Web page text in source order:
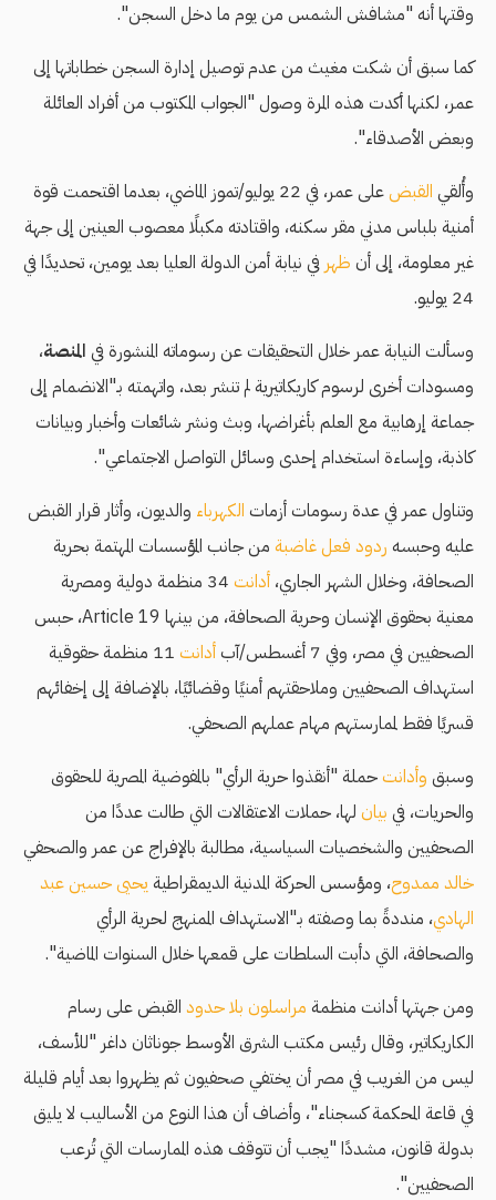
وقتها أنه "مشافش الشمس من يوم ما دخل السجن".
كما سبق أن شكت مغيث من عدم توصيل إدارة السجن خطاباتها إلى
عمر، لكنها أكدت هذه المرة وصول "الجواب المكتوب من أفراد العائلة
وبعض الأصدقاء".
وأُلقي القبض
على عمر، في 22 يوليو/تموز الماضي، بعدما اقتحمت قوة
أمنية بلباس مدني مقر سكنه، واقتادته مكبلًا معصوب العينين إلى جهة
غير معلومة، إلى أن ظهر في نيابة أمن الدولة العليا بعد يومين، تحديدًا في
24 يوليو.
وسألت النيابة عمر خلال التحقيقات عن رسوماته المنشورة في المنصة،
ومسودات أخرى لرسوم كاريكاتيرية لم تنشر بعد، واتهمته بـ"الانضمام إلى
جماعة إرهابية مع العلم بأغراضها، وبث ونشر شائعات وأخبار وبيانات
كاذبة، وإساءة استخدام إحدى وسائل التواصل الاجتماعي".
وتناول عمر في عدة رسومات أزمات الكهرباء والديون، وأثار قرار القبض
عليه وحبسه ردود فعل غاضبة من جانب المؤسسات المهتمة بحرية
الصحافة، وخلال الشهر الجاري، أدانت
34 منظمة دولية ومصرية
معنية بحقوق الإنسان وحرية الصحافة، من بينها Article 19، حبس
الصحفيين في مصر، وفي 7 أغسطس/آب
أدانت
11 منظمة حقوقية
استهداف الصحفيين وملاحقتهم أمنيًا وقضائيًا، بالإضافة إلى إخفائهم
قسريًا فقط لممارستهم مهام عملهم الصحفي.
وسبق وأدانت حملة "أنقذوا حرية الرأي" بالمفوضية المصرية للحقوق
والحريات، في بيان لها، حملات الاعتقالات التي طالت عددًا من
الصحفيين والشخصيات السياسية، مطالبة بالإفراج عن عمر والصحفي
خالد ممدوح، ومؤسس الحركة المدنية الديمقراطية يحيى حسين عبد
الهادي، منددةً بما وصفته بـ"الاستهداف الممنهج لحرية الرأي
والصحافة، التي دأبت السلطات على قمعها خلال السنوات الماضية".
ومن جهتها أدانت منظمة مراسلون بلا حدود القبض على رسام
الكاريكاتير، وقال رئيس مكتب الشرق الأوسط جوناثان داغر "للأسف،
ليس من الغريب في مصر أن يختفي صحفيون ثم يظهروا بعد أيام قليلة
في قاعة المحكمة كسجناء"، وأضاف أن هذا النوع من الأساليب لا يليق
بدولة قانون، مشددًا "يجب أن تتوقف هذه الممارسات التي تُرعب
الصحفيين".